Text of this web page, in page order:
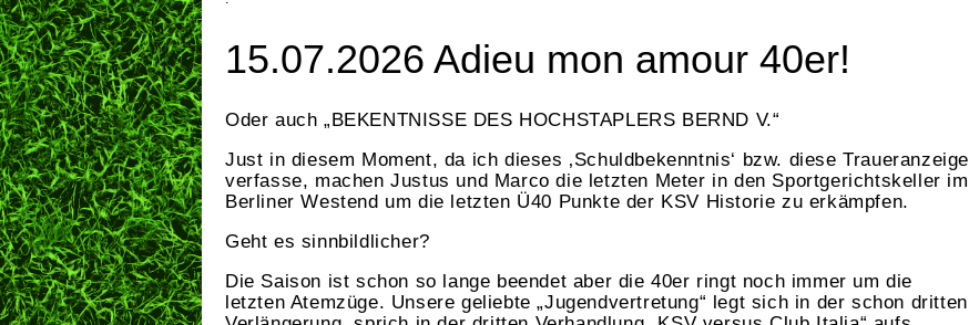
15.07.2026 Adieu mon amour 40er!
Oder auch „BEKENTNISSE DES HOCHSTAPLERS BERND V.“
Just in diesem Moment, da ich dieses ‚Schuldbekenntnis‘ bzw. diese Traueranzeige
verfasse, machen Justus und Marco die letzten Meter in den Sportgerichtskeller im
Berliner Westend um die letzten Ü40 Punkte der KSV Historie zu erkämpfen.
Geht es sinnbildlicher?
Die Saison ist schon so lange beendet aber die 40er ringt noch immer um die
letzten Atemzüge. Unsere geliebte „Jugendvertretung“ legt sich in der schon dritten